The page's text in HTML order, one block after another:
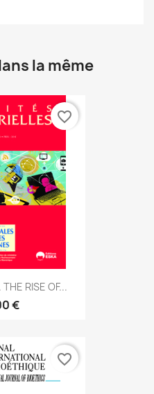
la même
RISE OF...
€
favorite_border
favorite_border